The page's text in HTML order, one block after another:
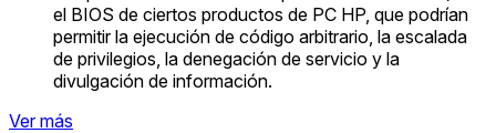
el BIOS de ciertos productos de PC HP, que podrían
permitir la ejecución de código arbitrario, la escalada
de privilegios, la denegación de servicio y la
divulgación de información.
Ver más